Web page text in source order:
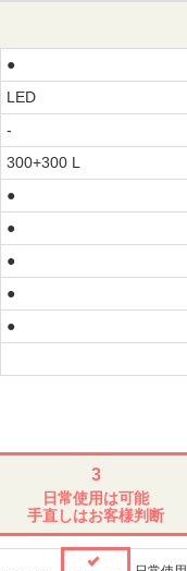
●
LED
-
300+300 L
●
●
●
●
●
3
日常使用は可能
手直しはお客様判断